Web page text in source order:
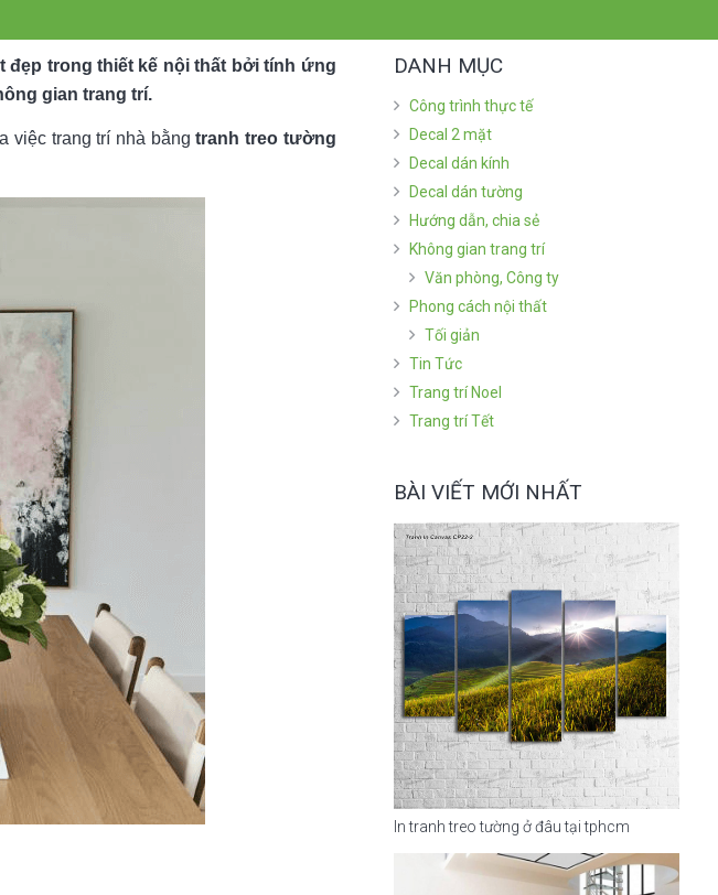
đẹp trong thiết kế nội thất bởi tính ứng
gian trang trí.
việc trang trí nhà bằngtranh treo tường
DANH MỤC
Công trình thực tế
Decal 2 mặt
Decal dán kính
Decal dán tường
Hướng dẫn, chia sẻ
Không gian trang trí
Văn phòng, Công ty
Phong cách nội thất
Tối giản
Tin Tức
Trang trí Noel
Trang trí Tết
BÀI VIẾT MỚI NHẤT
In tranh treo tường ở đâu tại tphcm